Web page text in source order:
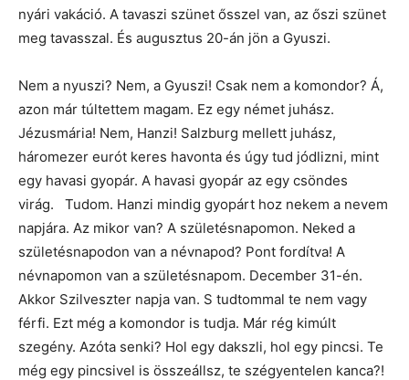
nyári vakáció. A tavaszi szünet ősszel van, az őszi szünet
meg tavasszal. És augusztus 20-án jön a Gyuszi.
Nem a nyuszi? Nem, a Gyuszi! Csak nem a komondor? Á,
azon már túltettem magam. Ez egy német juhász.
Jézusmária! Nem, Hanzi! Salzburg mellett juhász,
háromezer eurót keres havonta és úgy tud jódlizni, mint
egy havasi gyopár. A havasi gyopár az egy csöndes
virág. Tudom. Hanzi mindig gyopárt hoz nekem a nevem
napjára. Az mikor van? A születésnapomon. Neked a
születésnapodon van a névnapod? Pont fordítva! A
névnapomon van a születésnapom. December 31-én.
Akkor Szilveszter napja van. S tudtommal te nem vagy
férfi. Ezt még a komondor is tudja. Már rég kimúlt
szegény. Azóta senki? Hol egy dakszli, hol egy pincsi. Te
még egy pincsivel is összeállsz, te szégyentelen kanca?!